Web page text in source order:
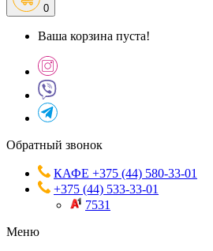
0
Ваша корзина пуста!
Обратный звонок
КАФЕ +375 (44) 580-33-01
+375 (44) 533-33-01
7531
Меню